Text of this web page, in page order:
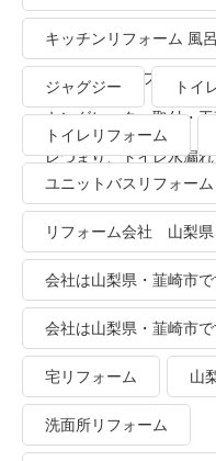
キッチンリフォーム 風
ーム 洗面所リフォーム
キングヒーター取付・
レつまり、トイレ水漏
業者・会社 ＴＯＴＯリ
ジャグジー トイ
トイレリフォーム
ユニットバスリフォーム
リフォーム会社 山梨県
会社は山梨県・韮崎市で
会社は山梨県・韮崎市で
宅リフォーム 山
洗面所リフォーム